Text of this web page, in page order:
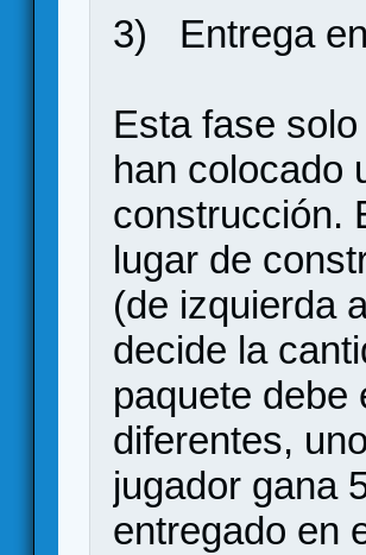
3) Entrega
Esta fase
han colocado
construcción.
lugar de
(de izquierda
decide la
paquete debe
diferentes,
jugador gana
entregado en